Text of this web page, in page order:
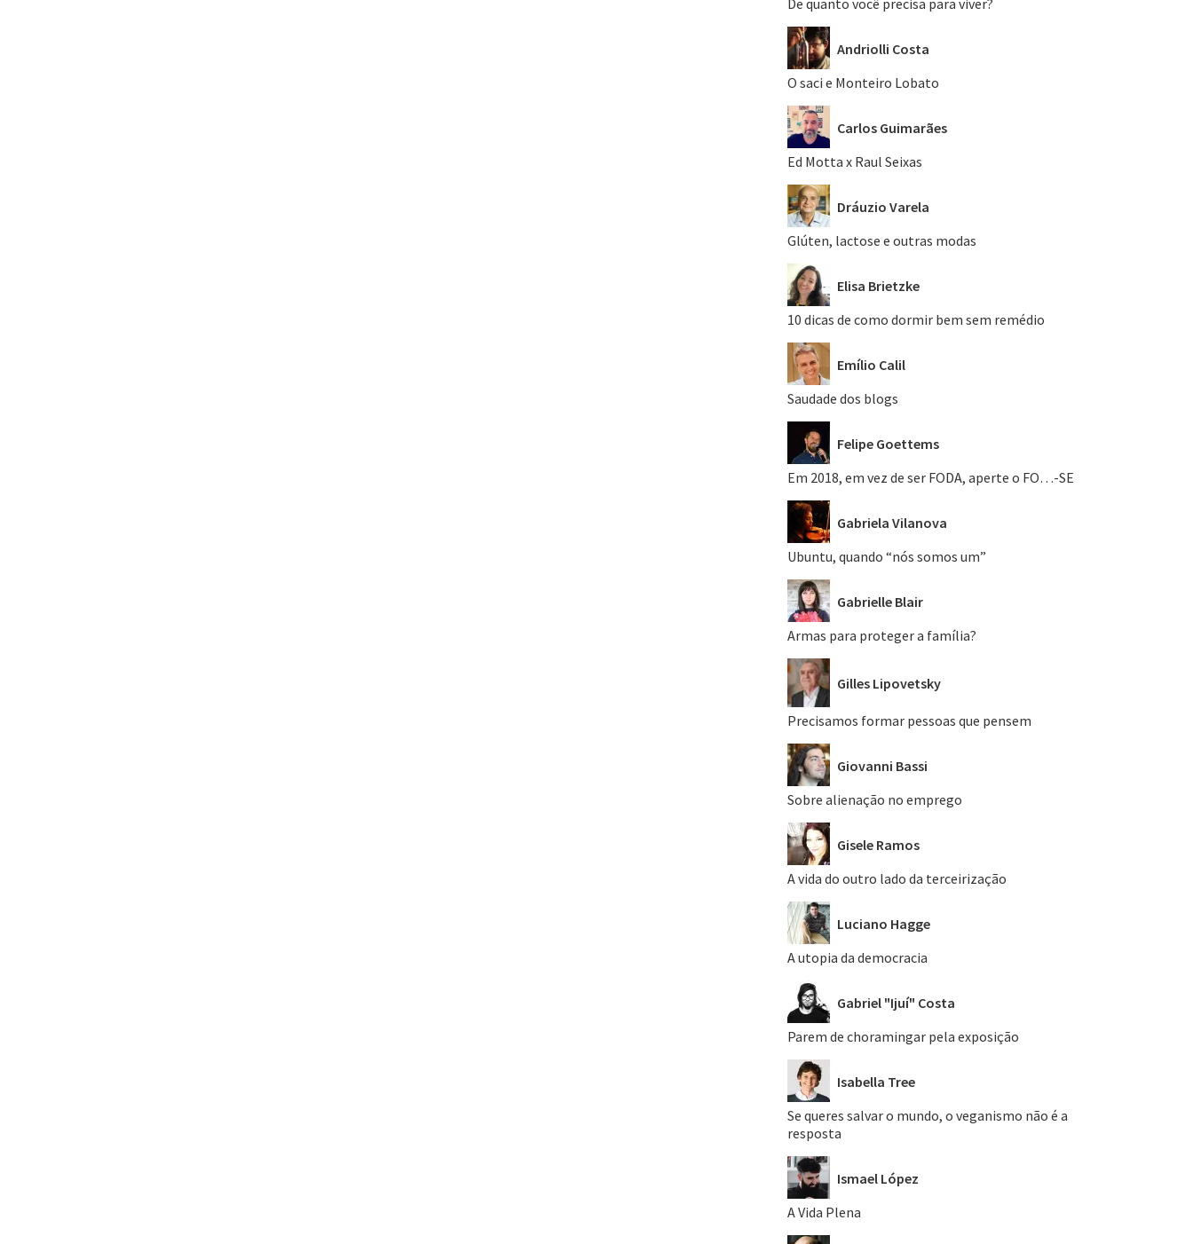
De quanto você precisa para viver?
Andriolli Costa
O saci e Monteiro Lobato
Carlos Guimarães
Ed Motta x Raul Seixas
Dráuzio Varela
Glúten, lactose e outras modas
Elisa Brietzke
10 dicas de como dormir bem sem remédio
Emílio Calil
Saudade dos blogs
Felipe Goettems
Em 2018, em vez de ser FODA, aperte o FO…-SE
Gabriela Vilanova
Ubuntu, quando “nós somos um”
Gabrielle Blair
Armas para proteger a família?
Gilles Lipovetsky
Precisamos formar pessoas que pensem
Giovanni Bassi
Sobre alienação no emprego
Gisele Ramos
A vida do outro lado da terceirização
Luciano Hagge
A utopia da democracia
Gabriel "Ijuí" Costa
Parem de choramingar pela exposição
Isabella Tree
Se queres salvar o mundo, o veganismo não é a
resposta
Ismael López
A Vida Plena